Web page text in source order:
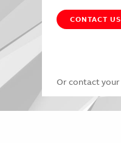
CONTACT US
Or contact your